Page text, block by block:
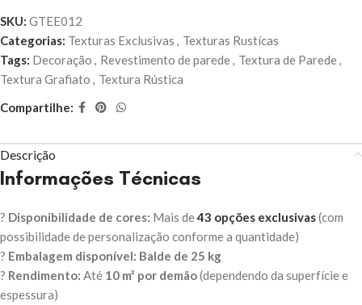
SKU: GTEE012
Categorias: Texturas Exclusivas , Texturas Rustícas
Tags: Decoração , Revestimento de parede, Textura de Parede,
Textura Grafiato , Textura Rústica
Compartilhe:
Descrição
Informações Técnicas
? Disponibilidade de cores: Mais de43 opções exclusivas(com
possibilidade de personalização conforme a quantidade)
? Embalagem disponível: Balde de 25 kg
? Rendimento: Até 10 m² por demão(dependendo da superfície e
espessura)